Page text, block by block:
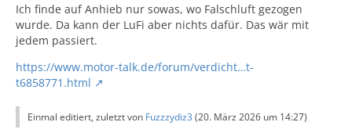
Ich finde auf Anhieb nur sowas, wo Falschluft gezogen
wurde. Da kann der LuFi aber nichts dafür. Das wär mit
jedem passiert.
https://www.motor-talk.de/forum/verdicht…t-
t6858771.html
Einmal editiert, zuletzt von Fuzzzydiz3 (20. März 2026 um 14:27)